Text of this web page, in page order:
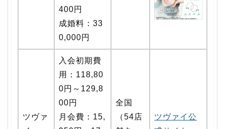
400円
成婚料：33
0,000円
ツヴァ
入会初期費
用：118,80
0円～129,8
00円
月会費：15,
全国
（54店
ツヴァイ公